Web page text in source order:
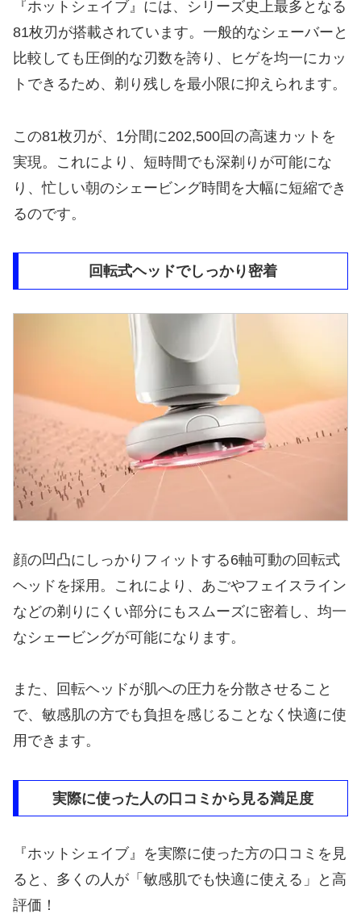
『ホットシェイブ』には、シリーズ史上最多となる
81枚刃が搭載されています。一般的なシェーバーと
比較しても圧倒的な刃数を誇り、ヒゲを均一にカッ
トできるため、剃り残しを最小限に抑えられます。
この81枚刃が、1分間に202,500回の高速カットを
実現。これにより、短時間でも深剃りが可能にな
り、忙しい朝のシェービング時間を大幅に短縮でき
るのです。
回転式ヘッドでしっかり密着
顔の凹凸にしっかりフィットする6軸可動の回転式
ヘッドを採用。これにより、あごやフェイスライン
などの剃りにくい部分にもスムーズに密着し、均一
なシェービングが可能になります。
また、回転ヘッドが肌への圧力を分散させること
で、敏感肌の方でも負担を感じることなく快適に使
用できます。
実際に使った人の口コミから見る満足度
『ホットシェイブ』を実際に使った方の口コミを見
ると、多くの人が「敏感肌でも快適に使える」と高
評価！